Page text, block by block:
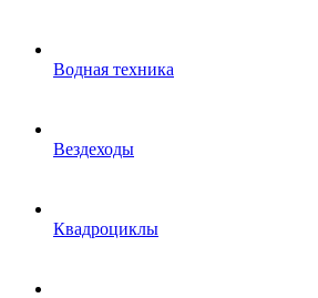
Водная техника
Вездеходы
Квадроциклы